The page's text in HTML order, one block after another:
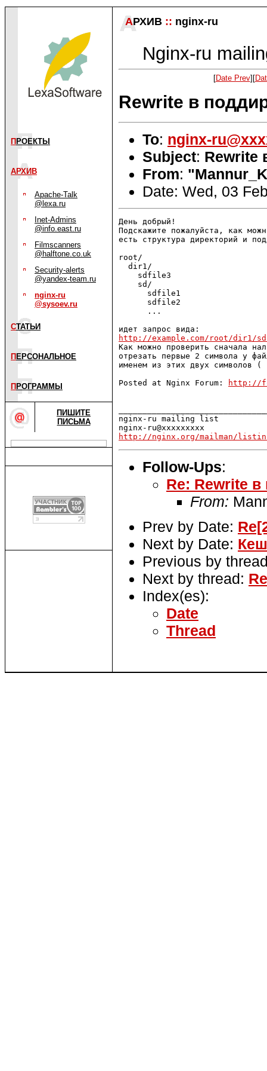
П РОЕКТЫ
АРХИВ
Apache-Talk
@lexa.ru
Inet-Admins
@info.east.ru
Filmscanners
@halftone.co.uk
Security-alerts
@yandex-team.ru
nginx-ru
@sysoev.ru
СТАТЬИ
П ЕРСОНАЛЬНОЕ
П РОГРАММЫ
ПИШИТЕ
ПИСЬМА
АРХИВ :: nginx-ru
Nginx-ru
[Date Prev][
Rewrite в
To: nginx-
Subject: Rewrite
From:
Date: Wed, 03
День добрый!
Подскажите пожалуйста, как
есть структура директорий и
root/
  dir1/
    sdfile3
    sd/
      sdfile1
      sdfile2
      ...
http://example.com/root/dir1/
Как можно проверить сначала
отрезать первые 2 символа у
именем из этих двух символов
Posted at Nginx Forum:
http://
nginx-ru mailing list
http://nginx.org/mailman/
Follow-Ups:
Re: Rewrite в
From:
Prev by Date:
Next by Date:
Previous by
Next by thread:
Index(es):
Date
Thread